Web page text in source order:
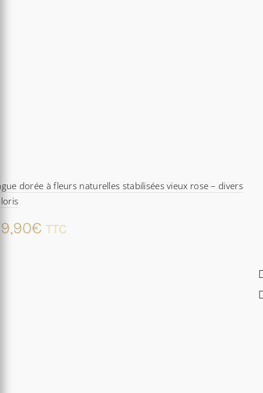
dorée à fleurs naturelles stabilisées vieux rose – divers
€ TTC